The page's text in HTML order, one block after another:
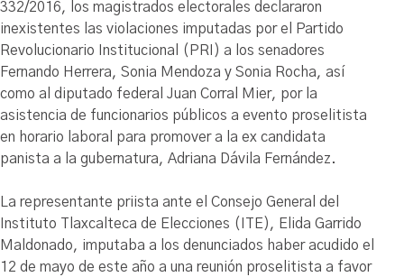
332/2016, los magistrados electorales declararon
inexistentes las violaciones imputadas por el Partido
Revolucionario Institucional (PRI) a los senadores
Fernando Herrera, Sonia Mendoza y Sonia Rocha, así
como al diputado federal Juan Corral Mier, por la
asistencia de funcionarios públicos a evento proselitista
en horario laboral para promover a la ex candidata
panista a la gubernatura, Adriana Dávila Fernández.
La representante priista ante el Consejo General del
Instituto Tlaxcalteca de Elecciones (ITE), Elida Garrido
Maldonado, imputaba a los denunciados haber acudido el
12 de mayo de este año a una reunión proselitista a favor